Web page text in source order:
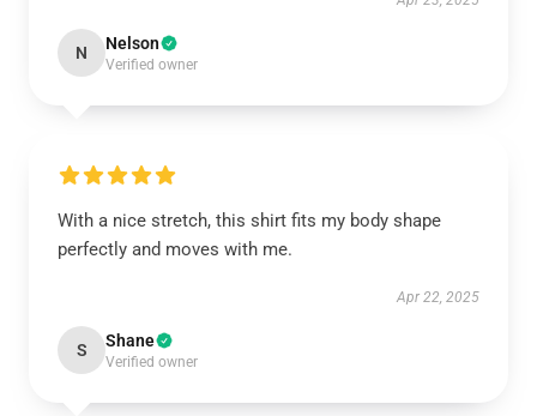
N Nelson
Verified owner
With a nice stretch, this shirt fits my body shape
perfectly and moves with me.
Apr 22, 2025
S Shane
Verified owner